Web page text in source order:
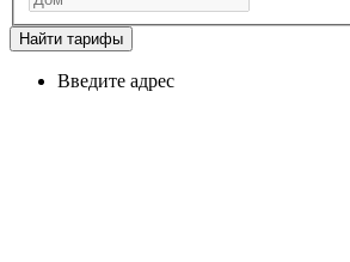
Найти тарифы
Введите адрес